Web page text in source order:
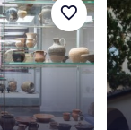
favorite_border